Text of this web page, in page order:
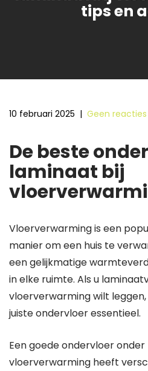
tips en
10 februari 2025 | Geen reacties
De beste
laminaat bij
Vloerverwarming is een
manier om een huis te
een gelijkmatige
in elke ruimte. Als u
vloerverwarming wilt
juiste ondervloer essentieel.
Een goede ondervloer
vloerverwarming heeft